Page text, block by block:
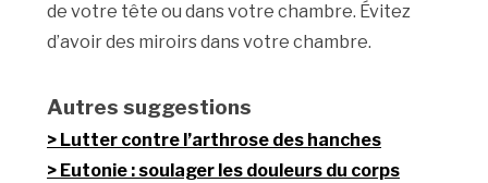
de votre tête ou dans votre chambre. Évitez
d’avoir des miroirs dans votre chambre.
Autres suggestions
Lutter contre l’arthrose des hanches
Eutonie : soulager les douleurs du corps